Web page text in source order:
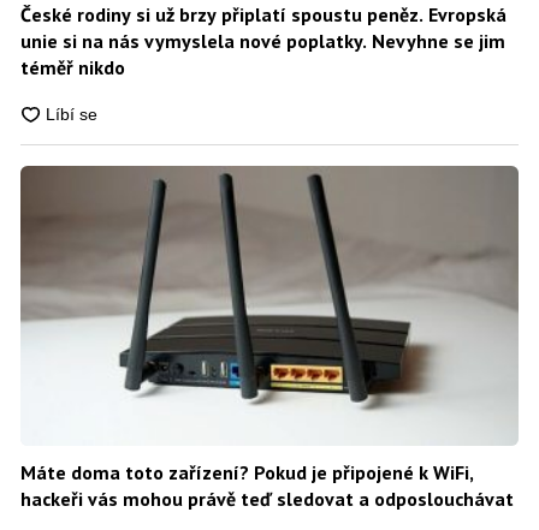
České rodiny si už brzy připlatí spoustu peněz. Evropská
unie si na nás vymyslela nové poplatky. Nevyhne se jim
téměř nikdo
Máte doma toto zařízení? Pokud je připojené k WiFi,
hackeři vás mohou právě teď sledovat a odposlouchávat